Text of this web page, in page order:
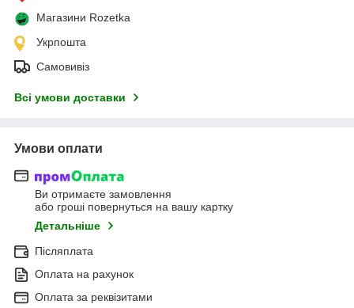
Магазини Rozetka
Укрпошта
Самовивіз
Всі умови доставки
Умови оплати
Ви отримаєте замовлення
або гроші повернуться на вашу картку
Детальніше
Післяплата
Оплата на рахунок
Оплата за реквізитами